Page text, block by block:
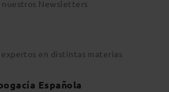
nuestros Newsletters
en distintas materias
Española